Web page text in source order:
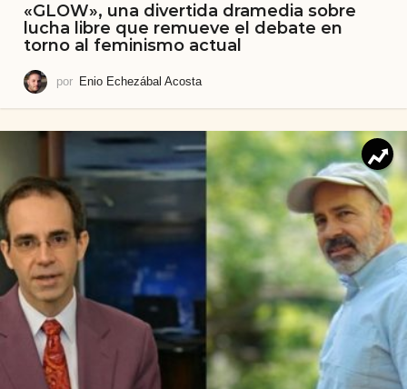
«GLOW», una divertida dramedia sobre
lucha libre que remueve el debate en
torno al feminismo actual
por Enio Echezábal Acosta